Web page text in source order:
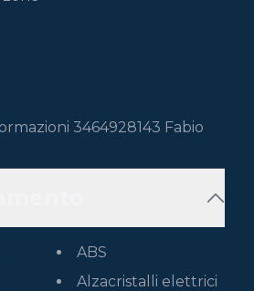
3464928143 Fabio
ABS
Alzacristalli elettrici